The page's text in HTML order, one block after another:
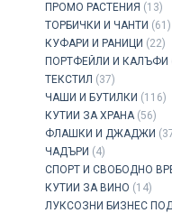
ПРОМО РАСТЕНИЯ (13)
ТОРБИЧКИ И ЧАНТИ (61)
КУФАРИ И РАНИЦИ (22)
ПОРТФЕЙЛИ И КАЛЪФИ
ТЕКСТИЛ (37)
ЧАШИ И БУТИЛКИ (116)
КУТИИ ЗА ХРАНА (56)
ФЛАШКИ И ДЖАДЖИ
ЧАДЪРИ (4)
СПОРТ И СВОБОДНО
КУТИИ ЗА ВИНО (14)
ЛУКСОЗНИ БИЗНЕС